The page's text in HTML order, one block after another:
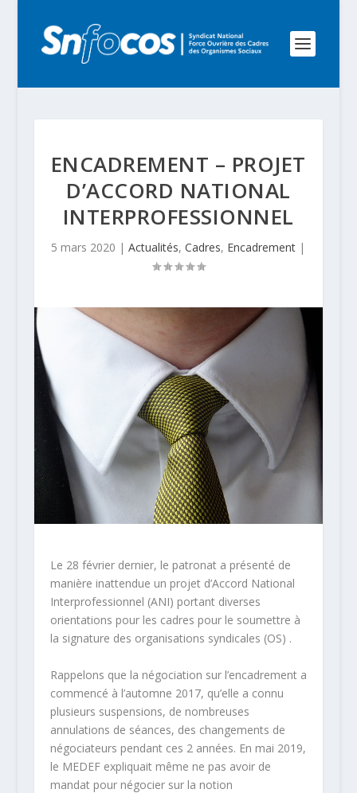
ENCADREMENT – PROJET
D’ACCORD NATIONAL
INTERPROFESSIONNEL
5 mars 2020 |Actualités,Cadres, Encadrement |
Le 28 février dernier, le patronat a présenté de
manière inattendue un projet d’Accord National
Interprofessionnel (ANI) portant diverses
orientations pour les cadres pour le soumettre à
la signature des organisations syndicales (OS) .
Rappelons que la négociation sur l’encadrement a
commencé à l’automne 2017, qu’elle a connu
plusieurs suspensions, de nombreuses
annulations de séances, des changements de
négociateurs pendant ces 2 années. En mai 2019,
le MEDEF expliquait même ne pas avoir de
mandat pour négocier sur la notion